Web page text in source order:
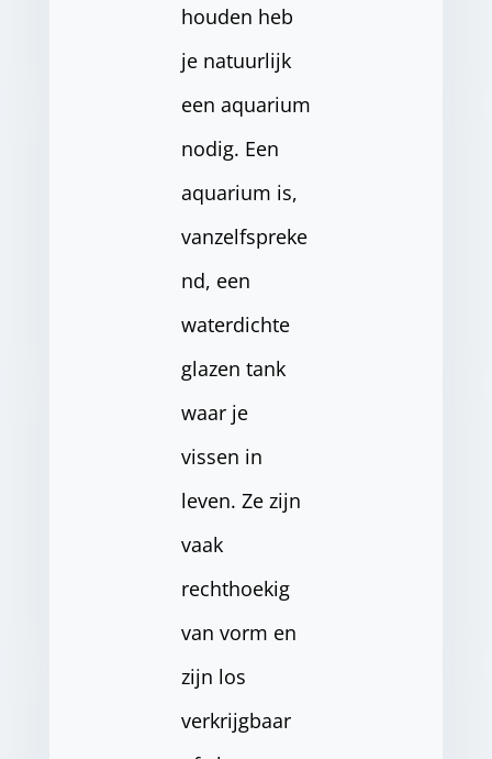
houden heb
je natuurlijk
een aquarium
nodig. Een
aquarium is,
vanzelfspreke
nd, een
waterdichte
glazen tank
waar je
vissen in
leven. Ze zijn
vaak
rechthoekig
van vorm en
zijn los
verkrijgbaar